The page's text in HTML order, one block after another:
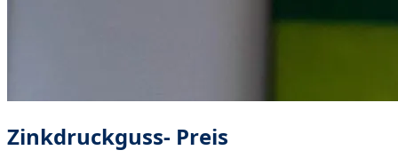
Zinkdruckguss- Preis